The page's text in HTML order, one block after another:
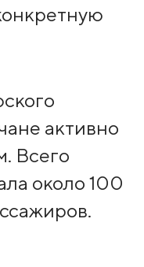
активно
Всего
около 100